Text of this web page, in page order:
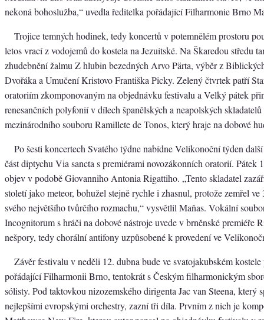
nekoná bohoslužba,“ uvedla ředitelka pořádající Filharmonie Brno
Trojice temných hodinek, tedy koncertů v potemnělém prostoru
letos vrací z vodojemů do kostela na Jezuitské. Na Škaredou středu
zhudebnění žalmu Z hlubin bezedných Arvo Pärta, výběr z
Dvořáka a Umučení Kristovo Františka Picky. Zelený čtvrtek patří
oratoriím zkomponovaným na objednávku festivalu a Velký pátek
renesančních polyfonií v dílech španělských a neapolských
mezinárodního souboru Ramillete de Tonos, který hraje na dobové
Po šesti koncertech Svatého týdne nabídne Velikonoční týden
část diptychu Via sancta s premiérami novozákonních oratorií. Pátek
objev v podobě Giovanniho Antonia Rigattiho. „Tento skladatel
století jako meteor, bohužel stejně rychle i zhasnul, protože zemřel ve
svého největšího tvůrčího rozmachu,“ vysvětlil Maňas. Vokální
Incognitorum s hráči na dobové nástroje uvede v brněnské premiéře
nešpory, tedy chorální antifony uzpůsobené k provedení ve
Závěr festivalu v neděli 12. dubna bude ve svatojakubském
pořádající Filharmonii Brno, tentokrát s Českým filharmonickým
sólisty. Pod taktovkou nizozemského dirigenta Jac van Steena, který
nejlepšími evropskými orchestry, zazní tři díla. Prvním z nich je